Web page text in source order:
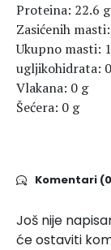
Proteina: 22.6 g
Zasićenih
Ukupno masti:
ugljikohidrata:
Vlakana: 0 g
Šećera: 0 g
Komentari
Još nije
će ostaviti